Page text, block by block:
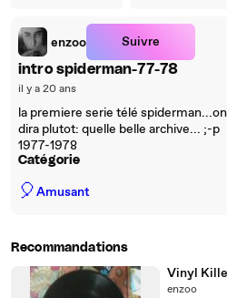
enzoo Suivre
intro spiderman-77-78
il y a 20 ans
la premiere serie télé
dira plutot: quelle belle archive... ;-p
1977-1978
Catégorie
🎈Amusant
Recommandations
Vinyl
enzoo